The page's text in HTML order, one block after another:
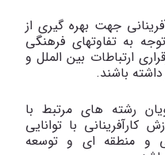
جهت بهره گیری از
به تفاوتهای فرهنگی
ارتباطات بین الملل و
داشته باشند.
رشته های مرتبط با
با توانایی
و منطقه ای و توسعه